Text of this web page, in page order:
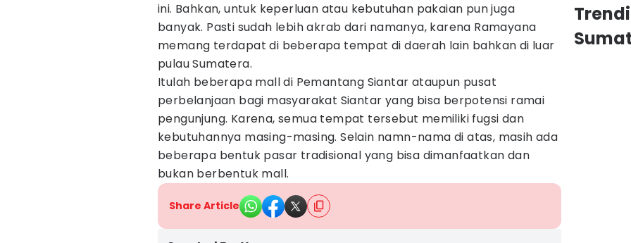
ini. Bahkan, untuk keperluan atau kebutuhan pakaian pun juga
banyak. Pasti sudah lebih akrab dari namanya, karena Ramayana
memang terdapat di beberapa tempat di daerah lain bahkan di luar
pulau Sumatera.
Itulah beberapa mall di Pemantang Siantar ataupun pusat
perbelanjaan bagi masyarakat Siantar yang bisa berpotensi ramai
pengunjung. Karena, semua tempat tersebut memiliki fugsi dan
kebutuhannya masing-masing. Selain namn-nama di atas, masih ada
beberapa bentuk pasar tradisional yang bisa dimanfaatkan dan
bukan berbentuk mall.
Share Article